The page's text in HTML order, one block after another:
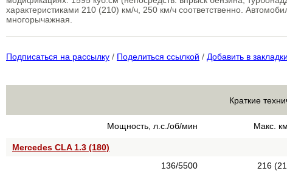
характеристиками 210 (210) км/ч, 250 км/ч соответственно.
многорычажная.
Подписаться на рассылку / Поделиться ссылкой / Добавить в закладки
Краткие
Мощность, л.с./об/мин Макс.
Mercedes CLA 1.3 (180)
136/5500
216